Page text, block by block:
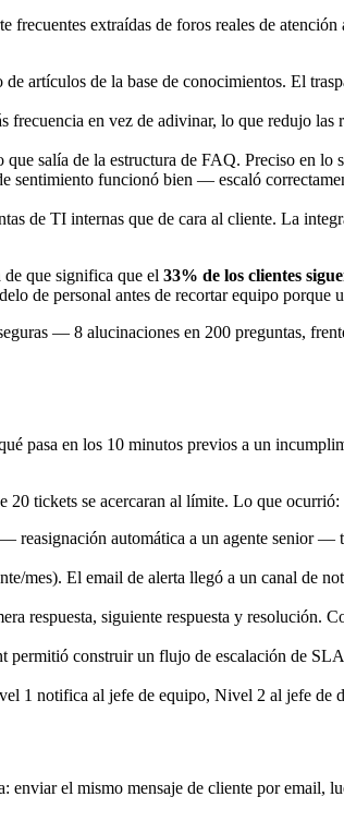
extraídas de foros reales de
artículos de la base de conocimientos. El
en vez de adivinar, lo que redujo las
salía de la estructura de FAQ. Preciso en lo
sentimiento funcionó bien — escaló
de TI internas que de cara al cliente. La
de que significa que el 33% de los clientes
de personal antes de recortar equipo porque
— 8 alucinaciones en 200 preguntas,
pasa en los 10 minutos previos a un
20 tickets se acercaran al límite. Lo que ocurrió:
reasignación automática a un agente senior —
mes). El email de alerta llegó a un canal de
respuesta, siguiente respuesta y resolución.
construir un flujo de escalación de
1 notifica al jefe de equipo, Nivel 2 al jefe de
el mismo mensaje de cliente por email,